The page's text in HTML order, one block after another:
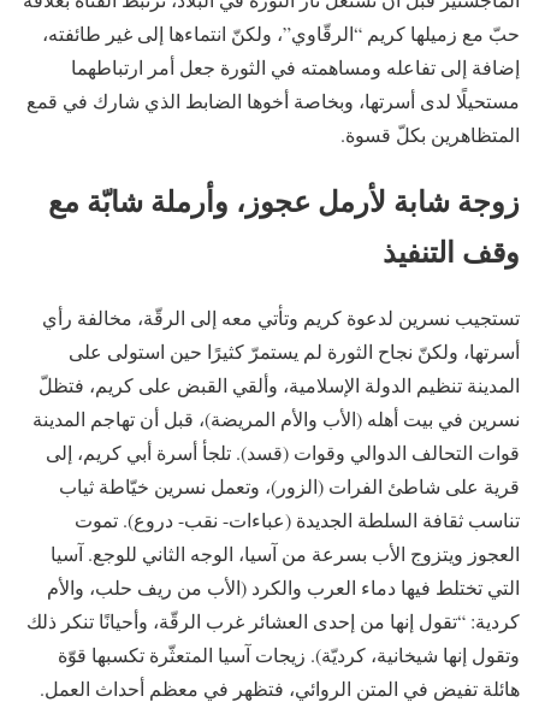
حبّ مع زميلها كريم “الرقّاوي”، ولكنّ انتماءها إلى غير طائفته،
إضافة إلى تفاعله ومساهمته في الثورة جعل أمر ارتباطهما
مستحيلًا لدى أسرتها، وبخاصة أخوها الضابط الذي شارك في قمع
المتظاهرين بكلّ قسوة.
زوجة شابة لأرمل عجوز، وأرملة شابّة مع
وقف التنفيذ
تستجيب نسرين لدعوة كريم وتأتي معه إلى الرقّة، مخالفة رأي
أسرتها، ولكنّ نجاح الثورة لم يستمرّ كثيرًا حين استولى على
المدينة تنظيم الدولة الإسلامية، وألقي القبض على كريم، فتظلّ
نسرين في بيت أهله (الأب والأم المريضة)، قبل أن تهاجم المدينة
قوات التحالف الدوالي وقوات (قسد). تلجأ أسرة أبي كريم، إلى
قرية على شاطئ الفرات (الزور)، وتعمل نسرين خيّاطة ثياب
تناسب ثقافة السلطة الجديدة (عباءات- نقب- دروع). تموت
العجوز ويتزوج الأب بسرعة من آسيا، الوجه الثاني للوجع. آسيا
التي تختلط فيها دماء العرب والكرد (الأب من ريف حلب، والأم
كردية: “تقول إنها من إحدى العشائر غرب الرقّة، وأحيانًا تنكر ذلك
وتقول إنها شيخانية، كرديّة). زيجات آسيا المتعثّرة تكسبها قوّة
هائلة تفيض في المتن الروائي، فتظهر في معظم أحداث العمل.